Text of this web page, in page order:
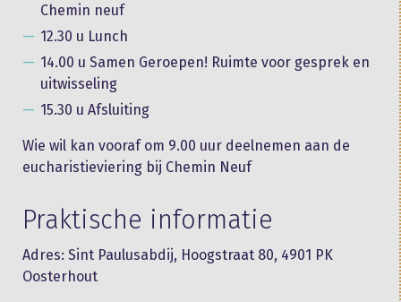
Chemin neuf
12.30 u Lunch
14.00 u Samen Geroepen! Ruimte voor gesprek en
uitwisseling
15.30 u Afsluiting
Wie wil kan vooraf om 9.00 uur deelnemen aan de
eucharistieviering bij Chemin Neuf
Praktische informatie
Adres: Sint Paulusabdij, Hoogstraat 80, 4901 PK
Oosterhout